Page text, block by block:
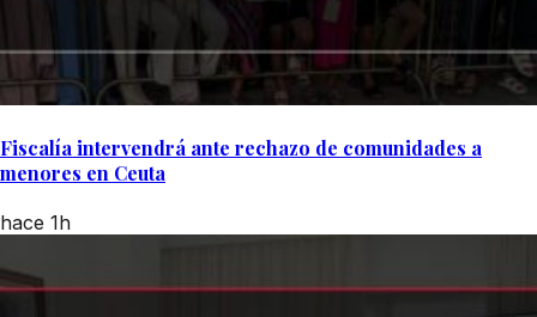
Fiscalía intervendrá ante rechazo de comunidades a
menores en Ceuta
hace 1h